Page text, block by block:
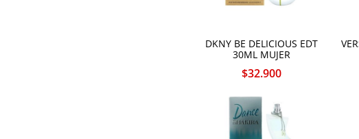
DKNY BE DELICIOUS EDT
30ML MUJER
$32.900